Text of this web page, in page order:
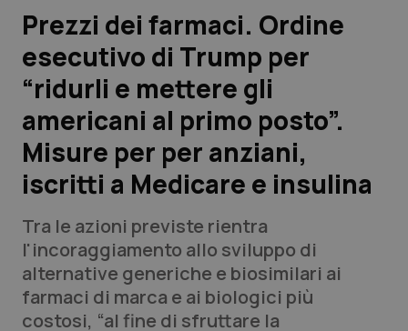
Scienza e Farmaci
Studi e Analisi
Lettere al direttore
Edizioni Regionali
QS Pro
Professionisti Sanitari.AI
Abruzzo
QS Pro Gold
Prezzi dei farmaci. Ordine
esecutivo di Trump per
“ridurli e mettere gli
americani al primo posto”.
Misure per per anziani,
iscritti a Medicare e insulina
Tra le azioni previste rientra
l'incoraggiamento allo sviluppo di
alternative generiche e biosimilari ai
farmaci di marca e ai biologici più
costosi, “al fine di sfruttare la